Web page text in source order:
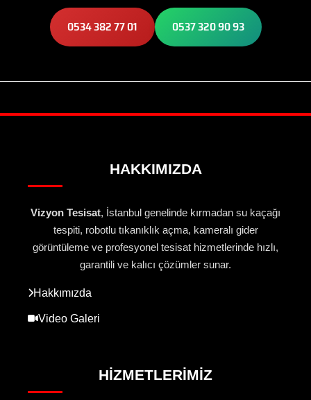
0534 382 77 01 0537 320 90 93
HAKKIMIZDA
Vizyon Tesisat, İstanbul genelinde kırmadan su kaçağı
tespiti, robotlu tıkanıklık açma, kameralı gider
görüntüleme ve profesyonel tesisat hizmetlerinde hızlı,
garantili ve kalıcı çözümler sunar.
Hakkımızda
Video Galeri
HIZMETLERIMIZ